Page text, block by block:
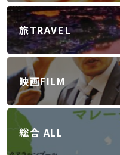
旅TRAVEL
映画FILM
総合 ALL